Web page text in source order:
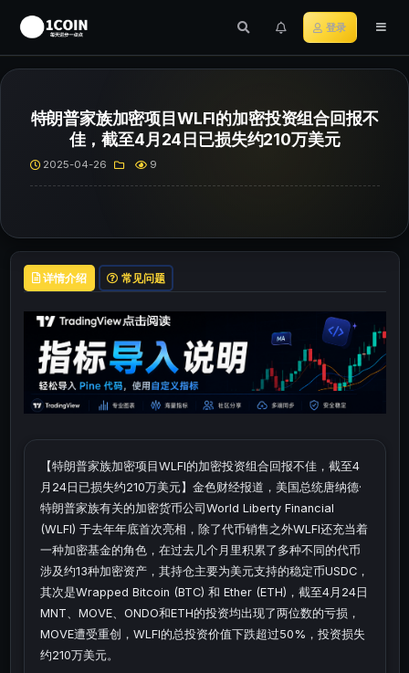
登录
特朗普家族加密项目WLFI的加密投资组合回报不
佳，截至4月24日已损失约210万美元
2025-04-26 9
详情介绍 常见问题
【特朗普家族加密项目WLFI的加密投资组合回报不佳，截至4
月24日已损失约210万美元】金色财经报道，美国总统唐纳德·
特朗普家族有关的加密货币公司World Liberty Financial
(WLFI) 于去年年底首次亮相，除了代币销售之外WLFI还充当着
一种加密基金的角色，在过去几个月里积累了多种不同的代币
涉及约13种加密资产，其持仓主要为美元支持的稳定币USDC，
其次是Wrapped Bitcoin (BTC) 和 Ether (ETH)，截至4月24日
MNT、MOVE、ONDO和ETH的投资均出现了两位数的亏损，
MOVE遭受重创，WLFI的总投资价值下跌超过50%，投资损失
约210万美元。